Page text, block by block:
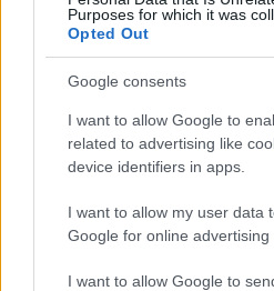
Purposes for which it was
Opted Out
Google consents
I want to allow Google to
related to advertising like
device identifiers in apps.
I want to allow my user data
Google for online advertising
I want to allow Google to
24 óra